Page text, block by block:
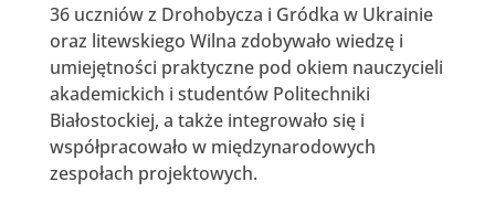
36 uczniów z Drohobycza i Gródka w Ukrainie
oraz litewskiego Wilna zdobywało wiedzę i
umiejętności praktyczne pod okiem nauczycieli
akademickich i studentów Politechniki
Białostockiej, a także integrowało się i
współpracowało w międzynarodowych
zespołach projektowych.